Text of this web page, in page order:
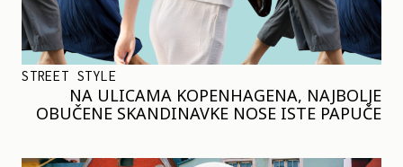
STREET STYLE
NA ULICAMA KOPENHAGENA, NAJBOLJE
OBUČENE SKANDINAVKE NOSE ISTE PAPUČE